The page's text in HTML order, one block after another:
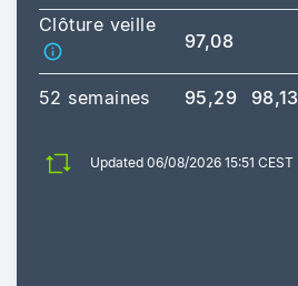
Clôture veille
97,08
52 semaines 95,29 98,13
Updated 06/08/2026 15:51 CEST